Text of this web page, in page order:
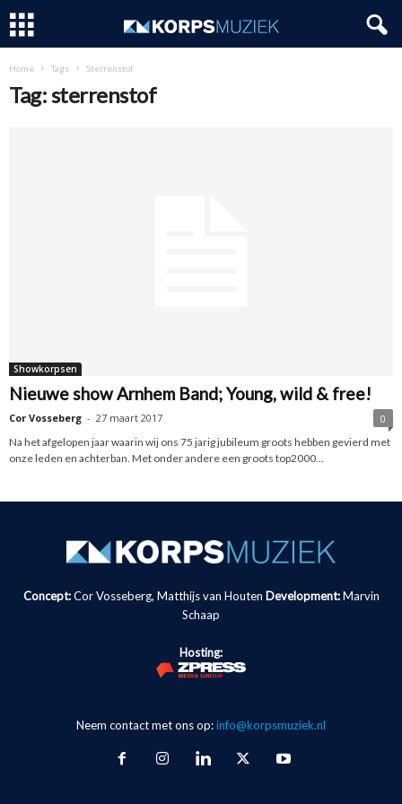
Home Tags Sterrenstof
Tag: sterrenstof
Showkorpsen
Nieuwe show Arnhem Band; Young, wild & free!
Cor Vosseberg - 27 maart 2017
0
Na het afgelopen jaar waarin wij ons 75 jarig jubileum groots hebben gevierd met
onze leden en achterban. Met onder andere een groots top2000...
Concept:Cor Vosseberg, Matthijs van Houten Development: Marvin
Schaap
Hosting:
Neem contact met ons op:info@korpsmuziek.nl